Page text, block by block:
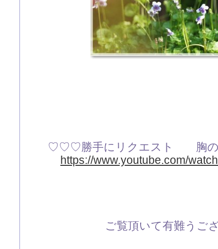
♡♡♡勝手にリクエスト 胸の
https://www.youtube.com/
ご覧頂いて有難うご